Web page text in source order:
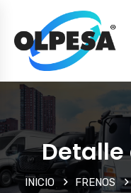
Detalle
INICIO FRENOS